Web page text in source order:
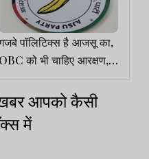
पॉलिटिक्स है आजसू का,
OBC को भी चाहिए आरक्षण,
को ST का दर्जा देने के
भी आंदोलन
आपको कैसी
में